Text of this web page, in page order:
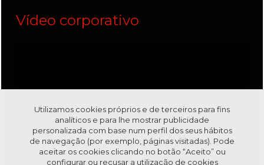
Vídeo corporativo
Utilizamos cookies próprios e de terceiros para fins
analíticos e para lhe mostrar publicidade
personalizada com base num perfil dos seus hábitos
de navegação (por exemplo, páginas visitadas). Pode
aceitar os cookies clicando no botão “Aceito” ou
configurar ou recusar a utilização de cookies